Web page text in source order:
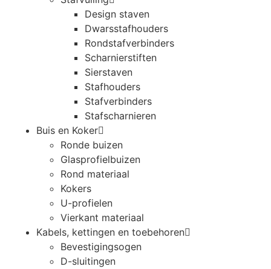
Design staven
Dwarsstafhouders
Rondstafverbinders
Scharnierstiften
Sierstaven
Stafhouders
Stafverbinders
Stafscharnieren
Buis en Koker
Ronde buizen
Glasprofielbuizen
Rond materiaal
Kokers
U-profielen
Vierkant materiaal
Kabels, kettingen en toebehoren
Bevestigingsogen
D-sluitingen